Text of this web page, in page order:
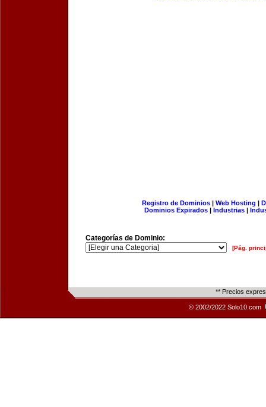
Registro de Dominios| Web Hosting |
Dominios Expirados | Industrias |
Categorías de Dominio:
[Pág.
** Precios
© 2002/2022 Solo10.com